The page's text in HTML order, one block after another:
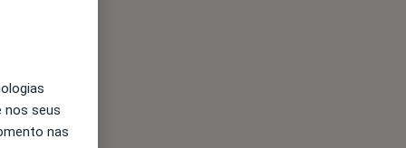
Qua
12 Ago
nos seus
nas